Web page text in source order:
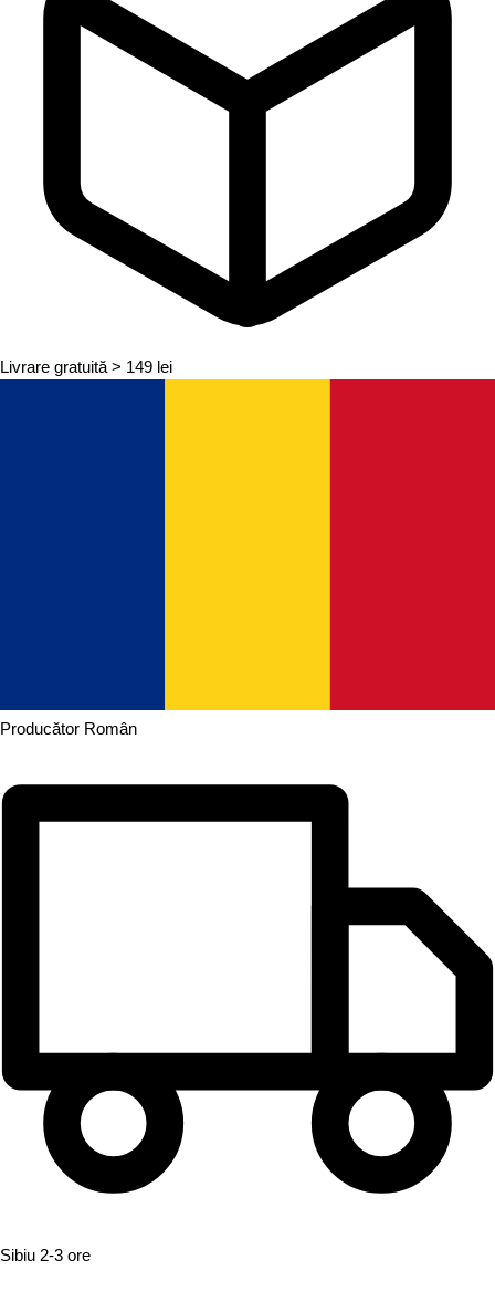
Livrare gratuită > 149 lei
Producător Român
Sibiu 2-3 ore